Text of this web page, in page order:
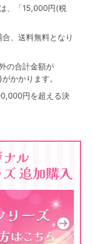
、「15,000円(税
、送料無料となり
の合計金額が
かかります。
円を超える決